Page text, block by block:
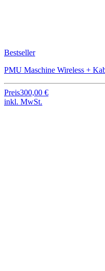
Bestseller
PMU Maschine Wireless +
Preis300,00 €
inkl. MwSt.